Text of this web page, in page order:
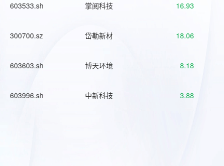
603533.sh 掌阅科技 16.93
300700.sz 岱勒新材 18.06
603603.sh 博天环境 8.18
603996.sh 中新科技 3.88